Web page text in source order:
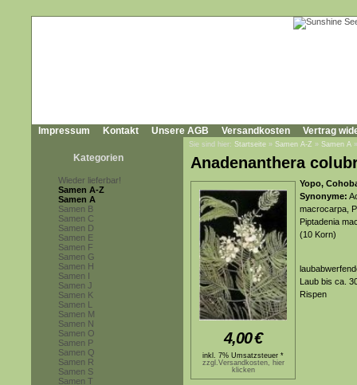
Impressum Kontakt Unsere AGB Versandkosten Vertrag
Kategorien
Wieder lieferbar!
Samen A-Z
Samen A
Samen B
Samen C
Samen D
Samen E
Samen F
Samen G
Samen H
Samen I
Samen J
Samen K
Samen L
Samen M
Samen N
Samen O
Samen P
Samen Q
Samen R
Samen S
Samen T
Sie sind hier: Startseite » Samen A-Z » Samen A
Anadenanthera
4,00€
inkl. 7% Umsatzsteuer *
zzgl.Versandkosten, hier
klicken
Yopo,
Synonyme:
macrocarpa,
Piptadenia
(10 Korn)
Laub bis ca.
Rispen